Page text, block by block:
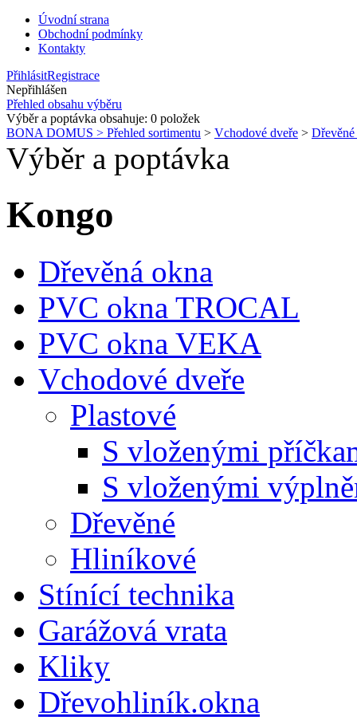
Úvodní strana
Obchodní podmínky
Kontakty
PřihlásitRegistrace
Nepřihlášen
Přehled obsahu výběru
Výběr a poptávka obsahuje: 0 položek
BONA DOMUS > Přehled sortimentu > Vchodové dveře > Dřevěné
Výběr a poptávka
Kongo
Dřevěná okna
PVC okna TROCAL
PVC okna VEKA
Vchodové dveře
Plastové
S vloženými
S vloženými
Dřevěné
Hliníkové
Stínící technika
Garážová vrata
Kliky
Dřevohliník.okna